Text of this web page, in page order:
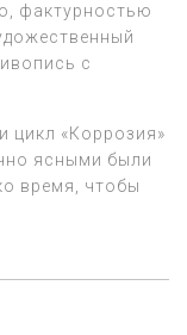
фактурностью
с
цикл «Коррозия»
ясными были
время, чтобы